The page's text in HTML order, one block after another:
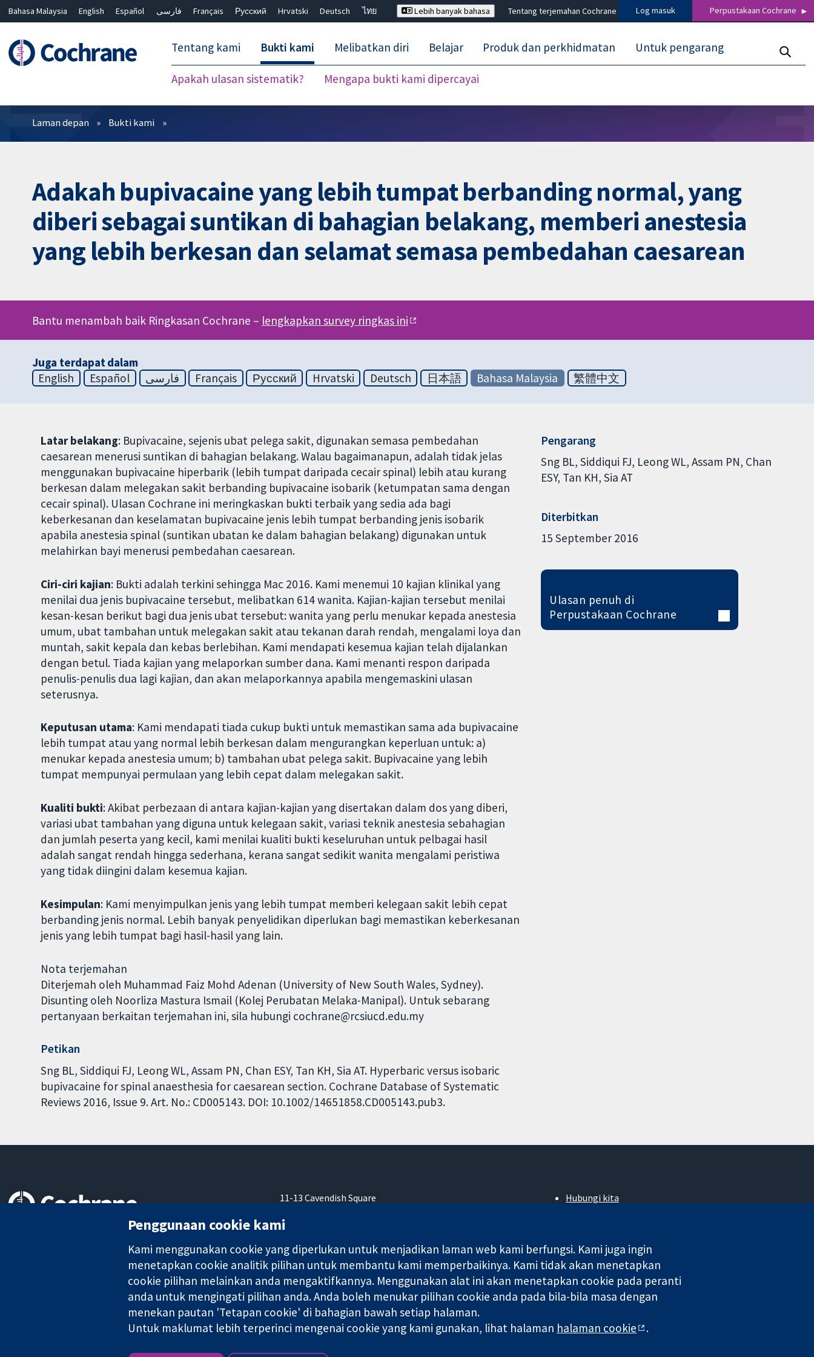
Bahasa Malaysia English Español فارسی Français Русский Hrvatski Deutsch
ไทย
Lebih banyak bahasa Tentang terjemahan Cochrane Log masuk Perpustakaan Cochrane
Tentang kami Bukti kami
Apakah ulasan sistematik? Mengapa bukti kami dipercayai
Melibatkan diri Belajar Produk dan perkhidmatan Untuk pengarang
Penapis
Laman depan Bukti kami
Adakah bupivacaine yang lebih tumpat berbanding normal, yang
diberi sebagai suntikan di bahagian belakang, memberi anestesia
yang lebih berkesan dan selamat semasa pembedahan caesarean
Bantu menambah baik Ringkasan Cochrane – lengkapkan survey ringkas ini
Juga terdapat dalam
English
Español فارسی Français Русский Hrvatski Deutsch 日本語 Bahasa Malaysia 繁體中文
Latar belakang: Bupivacaine, sejenis ubat pelega sakit, digunakan semasa pembedahan
caesarean menerusi suntikan di bahagian belakang. Walau bagaimanapun, adalah tidak jelas
menggunakan bupivacaine hiperbarik (lebih tumpat daripada cecair spinal) lebih atau kurang
berkesan dalam melegakan sakit berbanding bupivacaine isobarik (ketumpatan sama dengan
cecair spinal). Ulasan Cochrane ini meringkaskan bukti terbaik yang sedia ada bagi
keberkesanan dan keselamatan bupivacaine jenis lebih tumpat berbanding jenis isobarik
apabila anestesia spinal (suntikan ubatan ke dalam bahagian belakang) digunakan untuk
melahirkan bayi menerusi pembedahan caesarean.
Ciri-ciri kajian: Bukti adalah terkini sehingga Mac 2016. Kami menemui 10 kajian klinikal yang
menilai dua jenis bupivacaine tersebut, melibatkan 614 wanita. Kajian-kajian tersebut menilai
kesan-kesan berikut bagi dua jenis ubat tersebut: wanita yang perlu menukar kepada anestesia
umum, ubat tambahan untuk melegakan sakit atau tekanan darah rendah, mengalami loya dan
muntah, sakit kepala dan kebas berlebihan. Kami mendapati kesemua kajian telah dijalankan
dengan betul. Tiada kajian yang melaporkan sumber dana. Kami menanti respon daripada
penulis-penulis dua lagi kajian, dan akan melaporkannya apabila mengemaskini ulasan
seterusnya.
Keputusan utama: Kami mendapati tiada cukup bukti untuk memastikan sama ada bupivacaine
lebih tumpat atau yang normal lebih berkesan dalam mengurangkan keperluan untuk: a)
menukar kepada anestesia umum; b) tambahan ubat pelega sakit. Bupivacaine yang lebih
tumpat mempunyai permulaan yang lebih cepat dalam melegakan sakit.
Kualiti bukti: Akibat perbezaan di antara kajian-kajian yang disertakan dalam dos yang diberi,
variasi ubat tambahan yang diguna untuk kelegaan sakit, variasi teknik anestesia sebahagian
dan jumlah peserta yang kecil, kami menilai kualiti bukti keseluruhan untuk pelbagai hasil
adalah sangat rendah hingga sederhana, kerana sangat sedikit wanita mengalami peristiwa
yang tidak diingini dalam kesemua kajian.
Kesimpulan: Kami menyimpulkan jenis yang lebih tumpat memberi kelegaan sakit lebih cepat
berbanding jenis normal. Lebih banyak penyelidikan diperlukan bagi memastikan keberkesanan
jenis yang lebih tumpat bagi hasil-hasil yang lain.
Nota terjemahan
Diterjemah oleh Muhammad Faiz Mohd Adenan (University of New South Wales, Sydney).
Disunting oleh Noorliza Mastura Ismail (Kolej Perubatan Melaka-Manipal). Untuk sebarang
pertanyaan berkaitan terjemahan ini, sila hubungi cochrane@rcsiucd.edu.my
Petikan
Sng BL, Siddiqui FJ, Leong WL, Assam PN, Chan ESY, Tan KH, Sia AT. Hyperbaric versus isobaric
bupivacaine for spinal anaesthesia for caesarean section. Cochrane Database of Systematic
Reviews 2016, Issue 9. Art. No.: CD005143. DOI: 10.1002/14651858.CD005143.pub3.
Pengarang
Sng BL Siddiqui FJ Leong WL Assam PN Chan
ESY Tan KH Sia AT
Diterbitkan
15 September 2016
Ulasan penuh di
Perpustakaan Cochrane
11-13 Cavendish Square
W1G 0AN
Hubungi kita
Pekerjaan
Cochrane Library
Kolaborasi Cochrane ialah sebuah badan amal (no. 1045921) dan sebuah syarikat terhad oleh jaminan (no. 03044323) yang berdaftar di England & Wales. Nombor pendaftaran VAT GB 718 2127 49.
Terma & Syarat Laman Web|Penafian|Kerahsiaan
Penggunaan cookie kami
Kami menggunakan cookie yang diperlukan untuk menjadikan laman web kami berfungsi. Kami juga ingin
menetapkan cookie analitik pilihan untuk membantu kami memperbaikinya. Kami tidak akan menetapkan
cookie pilihan melainkan anda mengaktifkannya. Menggunakan alat ini akan menetapkan cookie pada peranti
anda untuk mengingati pilihan anda. Anda boleh menukar pilihan cookie anda pada bila-bila masa dengan
menekan pautan 'Tetapan cookie' di bahagian bawah setiap halaman.
Untuk maklumat lebih terperinci mengenai cookie yang kami gunakan, lihat halaman halaman cookie .